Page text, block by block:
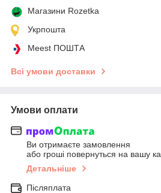
Магазини Rozetka
Укрпошта
Meest ПОШТА
Всі умови доставки
Умови оплати
Ви отримаєте замовлення
або гроші повернуться на вашу
Детальніше
Післяплата